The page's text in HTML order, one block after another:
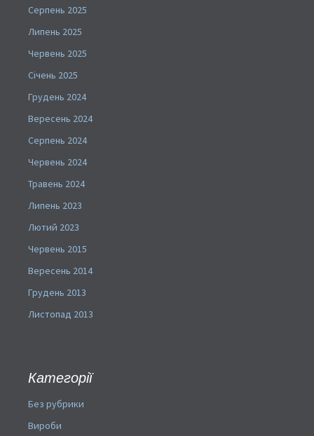
Серпень 2025
Липень 2025
Червень 2025
Січень 2025
Грудень 2024
Вересень 2024
Серпень 2024
Червень 2024
Травень 2024
Липень 2023
Лютий 2023
Червень 2015
Вересень 2014
Грудень 2013
Листопад 2013
Категорії
Без рубрики
Вироби